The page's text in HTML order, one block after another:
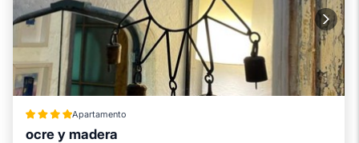
Apartamento
ocre y madera